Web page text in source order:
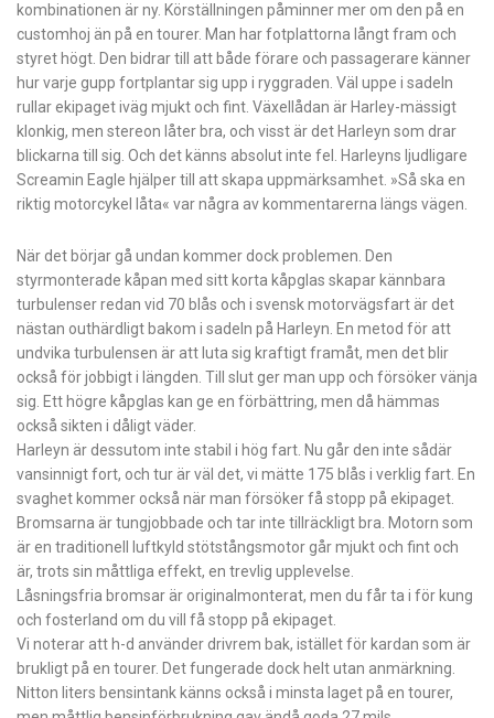
kombinationen är ny. Körställningen påminner mer om den på en
customhoj än på en tourer. Man har fotplattorna långt fram och
styret högt. Den bidrar till att både förare och passagerare känner
hur varje gupp fortplantar sig upp i ryggraden. Väl uppe i sadeln
rullar ekipaget iväg mjukt och fint. Växellådan är Harley-mässigt
klonkig, men stereon låter bra, och visst är det Harleyn som drar
blickarna till sig. Och det känns absolut inte fel. Harleyns ljudligare
Screamin Eagle hjälper till att skapa uppmärksamhet. »Så ska en
riktig motorcykel låta« var några av kommentarerna längs vägen.
När det börjar gå undan kommer dock problemen. Den
styrmonterade kåpan med sitt korta kåpglas skapar kännbara
turbulenser redan vid 70 blås och i svensk motorvägsfart är det
nästan outhärdligt bakom i sadeln på Harleyn. En metod för att
undvika turbulensen är att luta sig kraftigt framåt, men det blir
också för jobbigt i längden. Till slut ger man upp och försöker vänja
sig. Ett högre kåpglas kan ge en förbättring, men då hämmas
också sikten i dåligt väder.
Harleyn är dessutom inte stabil i hög fart. Nu går den inte sådär
vansinnigt fort, och tur är väl det, vi mätte 175 blås i verklig fart. En
svaghet kommer också när man försöker få stopp på ekipaget.
Bromsarna är tungjobbade och tar inte tillräckligt bra. Motorn som
är en traditionell luftkyld stötstångsmotor går mjukt och fint och
är, trots sin måttliga effekt, en trevlig upplevelse.
Låsningsfria bromsar är originalmonterat, men du får ta i för kung
och fosterland om du vill få stopp på ekipaget.
Vi noterar att h-d använder drivrem bak, istället för kardan som är
brukligt på en tourer. Det fungerade dock helt utan anmärkning.
Nitton liters bensintank känns också i minsta laget på en tourer,